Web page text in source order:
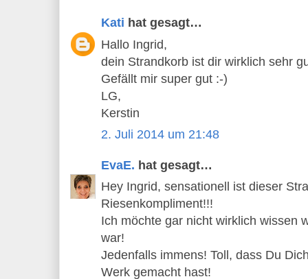
Kati hat gesagt…
Hallo Ingrid,
dein Strandkorb ist dir wirklich sehr
Gefällt mir super gut :-)
LG,
Kerstin
2. Juli 2014 um 21:48
EvaE. hat gesagt…
Hey Ingrid, sensationell ist dieser
Riesenkompliment!!!
Ich möchte gar nicht wirklich wissen
war!
Jedenfalls immens! Toll, dass Du
Werk gemacht hast!